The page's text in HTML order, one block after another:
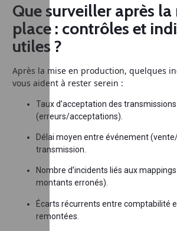
Que surveiller après la
place : contrôles et
utiles ?
Après la mise en production, quelques
vous aident à rester serein :
Taux d’acceptation des
(erreurs/acceptations).
Délai moyen entre événement
transmission.
Nombre d’incidents liés aux
montants erronés).
Écarts récurrents entre comptabilité
remontées.